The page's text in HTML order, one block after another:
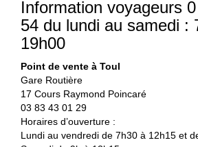
Information voyageurs
54 du lundi au samedi :
19h00
Point de vente à Toul
Gare Routière
17 Cours Raymond Poincaré
03 83 43 01 29
Horaires d’ouverture :
Lundi au vendredi de 7h30 à 12h15 et